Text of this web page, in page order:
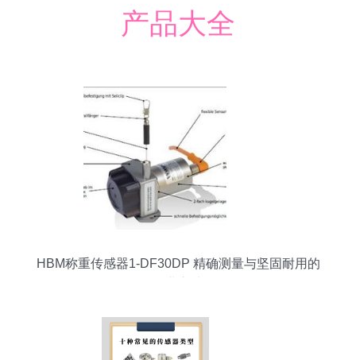
产品大全
HBM称重传感器1-DF30DP 精确测量与坚固耐用的